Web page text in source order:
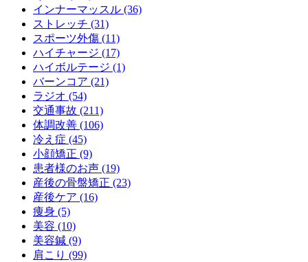
インナーマッスル (36)
ストレッチ (31)
スポーツ外傷 (11)
ハイチャージ (17)
ハイボルテージ (1)
バーンコア (21)
ラジオ (54)
交通事故 (211)
体調改善 (106)
冷え症 (45)
小顔矯正 (9)
患者様のお声 (19)
産後の骨盤矯正 (23)
産後ケア (16)
痩身 (5)
美容 (10)
美容鍼 (9)
肩こり (99)